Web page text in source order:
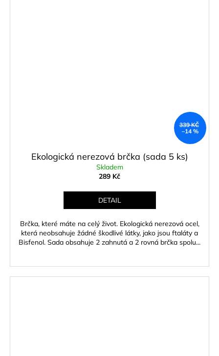
339 KČ
–14 %
Ekologická nerezová brčka (sada 5 ks)
Skladem
289 Kč
DETAIL
Brčka, které máte na celý život. Ekologická nerezová ocel,
která neobsahuje žádné škodlivé látky, jako jsou ftaláty a
Bisfenol. Sada obsahuje 2 zahnutá a 2 rovná brčka spolu...